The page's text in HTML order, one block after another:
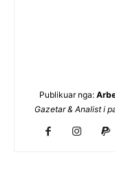
Publikuar nga:
Gazetar & Analist i